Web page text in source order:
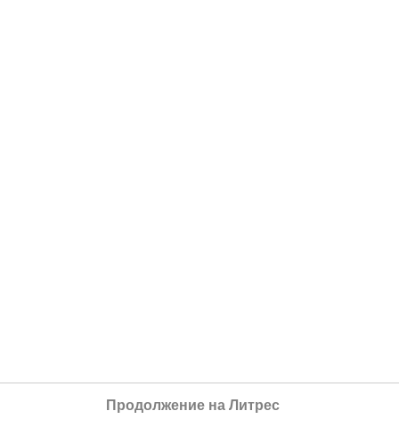
Продолжение на Литрес